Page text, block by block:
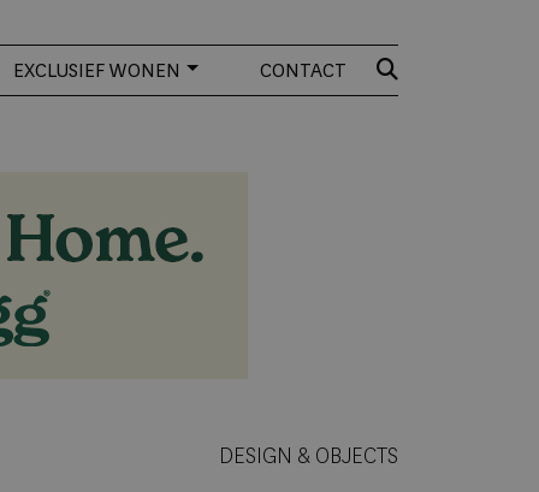
EXCLUSIEF WONEN CONTACT
DESIGN & OBJECTS